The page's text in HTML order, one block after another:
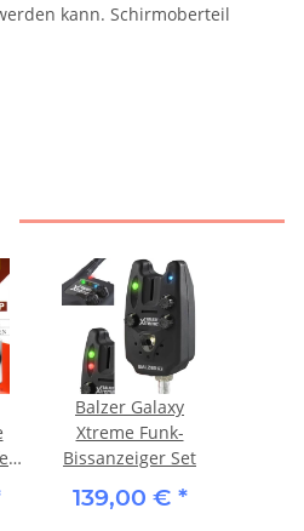
kann. Schirmoberteil
Balzer Galaxy
Xtreme Funk-
Bissanzeiger Set
139,00 € *